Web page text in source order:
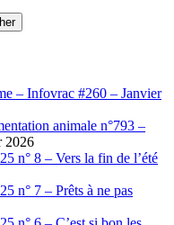
– Infovrac #260 – Janvier
animale n°793 –
2026
n° 8 – Vers la fin de l’été
n° 7 – Prêts à ne pas